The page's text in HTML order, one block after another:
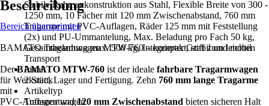
Stabile Rahmenkonstruktion aus Stahl, Flexible Breite von 300 -
1250 mm, 10 Fächer mit 120 mm Zwischenabstand, 760 mm
Tragarme mit PVC-Auflagen, Räder 125 mm mit Feststellung
(2x) und PU-Ummantelung, Max. Beladung pro Fach 50 kg,
Gesamtbeladung max. 500 kg, Integrierter Griff zum leichten
Transport
Inhalt
2 Stück
Artikeltyp
Transportwagen
Beschreibung
Bereich überspringen
BAMATO Tragarmwagen MTW-760 – kompakt, stabil und mobil
DerBAMATO MTW-760 ist der ideale fahrbare Tragarmwagen
für Werkstatt, Lager und Fertigung. Zehn 760 mm lange Tragarme
mit
PVC-Auflagen und120 mm Zwischenabstand bieten sicheren Halt